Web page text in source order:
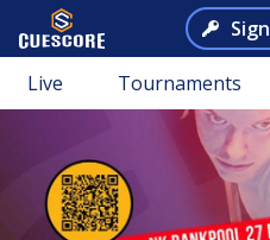
Live Tournaments